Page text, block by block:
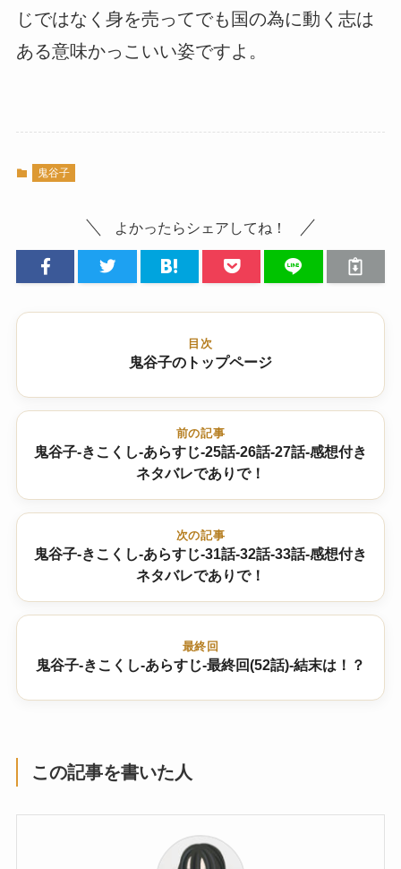
じではなく身を売ってでも国の為に動く志は
ある意味かっこいい姿ですよ。
鬼谷子
よかったらシェアしてね！
目次
鬼谷子のトップページ
前の記事
鬼谷子-きこくし-あらすじ-25話-26話-27話-感想付き
ネタバレでありで！
次の記事
鬼谷子-きこくし-あらすじ-31話-32話-33話-感想付き
ネタバレでありで！
最終回
鬼谷子-きこくし-あらすじ-最終回(52話)-結末は！？
この記事を書いた人